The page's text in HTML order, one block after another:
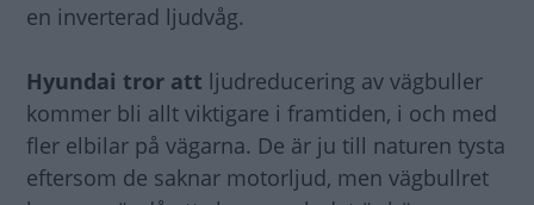
en inverterad ljudvåg.
Hyundai tror att ljudreducering av vägbuller
kommer bli allt viktigare i framtiden, i och med
fler elbilar på vägarna. De är ju till naturen tysta
eftersom de saknar motorljud, men vägbullret